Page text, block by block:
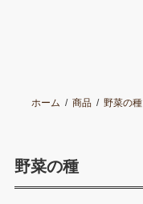
ホーム 商品 野菜の種
野菜の種